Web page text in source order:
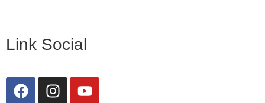
Link Social